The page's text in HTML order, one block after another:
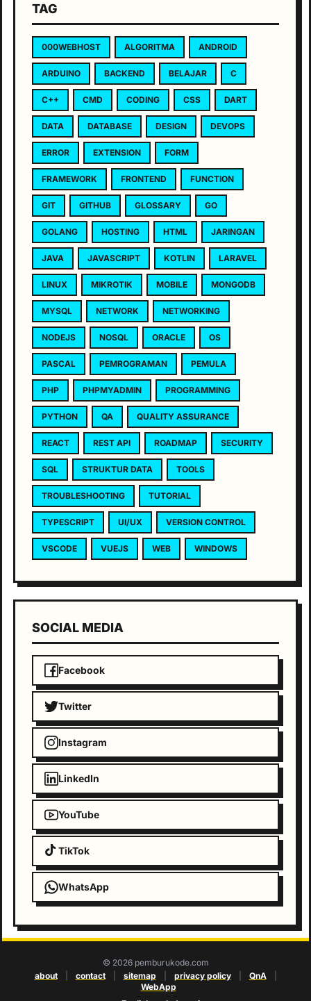
TAG
000WEBHOST ALGORITMA ANDROID
ARDUINO BACKEND BELAJAR C
C++ CMD CODING CSS DART
DATA DATABASE DESIGN DEVOPS
ERROR EXTENSION FORM
FRAMEWORK FRONTEND FUNCTION
GIT GITHUB GLOSSARY GO
GOLANG HOSTING HTML JARINGAN
JAVA JAVASCRIPT KOTLIN LARAVEL
LINUX MIKROTIK MOBILE MONGODB
MYSQL NETWORK NETWORKING
NODEJS NOSQL ORACLE OS
PASCAL PEMROGRAMAN PEMULA
PHP PHPMYADMIN PROGRAMMING
PYTHON QA QUALITY ASSURANCE
REACT REST API ROADMAP SECURITY
SQL STRUKTUR DATA TOOLS
TROUBLESHOOTING TUTORIAL
TYPESCRIPT UI/UX VERSION CONTROL
VSCODE VUEJS WEB WINDOWS
SOCIAL MEDIA
Facebook
Twitter
Instagram
LinkedIn
YouTube
TikTok
WhatsApp
© 2026 pemburukode.com
about
contact sitemap privacy policy QnA
WebApp